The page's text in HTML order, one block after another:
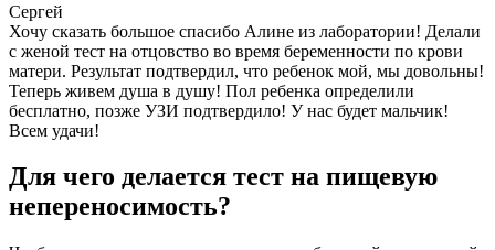
Сергей
Хочу сказать большое спасибо Алине из лаборатории! Делали
с женой тест на отцовство во время беременности по крови
матери. Результат подтвердил, что ребенок мой, мы довольны!
Теперь живем душа в душу! Пол ребенка определили
бесплатно, позже УЗИ подтвердило! У нас будет мальчик!
Всем удачи!
Для чего делается тест на пищевую
непереносимость?